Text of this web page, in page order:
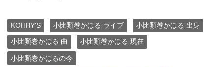
KOHHY'S 小比類巻かほる ライブ 小比類巻かほる 出身
小比類巻かほる 曲 小比類巻かほる 現在
小比類巻かほるの今